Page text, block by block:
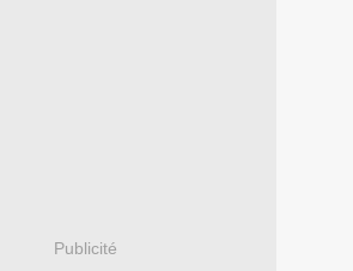
Publicité